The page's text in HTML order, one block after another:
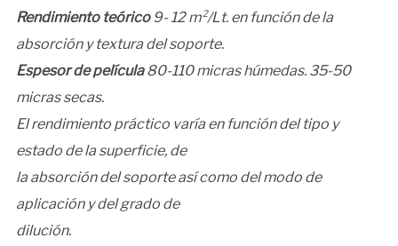
Rendimiento teórico9- 12 m²/Lt. en función de la
absorción y textura del soporte.
Espesor de película80-110 micras húmedas. 35-50
micras secas.
El rendimiento práctico varía en función del tipo y
estado de la superficie, de
la absorción del soporte así como del modo de
aplicación y del grado de
dilución.